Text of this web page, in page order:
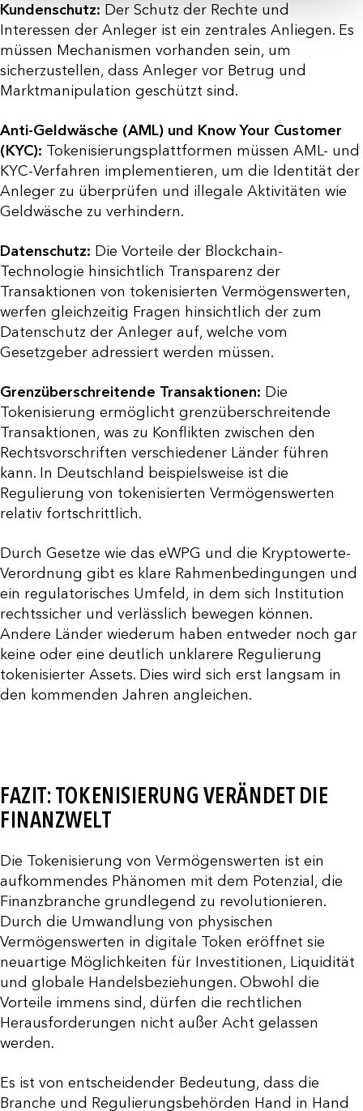
Kundenschutz: Der Schutz der Rechte und
Interessen der Anleger ist ein zentrales Anliegen. Es
müssen Mechanismen vorhanden sein, um
sicherzustellen, dass Anleger vor Betrug und
Marktmanipulation geschützt sind.
Anti-Geldwäsche (AML) und Know Your Customer
(KYC): Tokenisierungsplattformen müssen AML- und
KYC-Verfahren implementieren, um die Identität der
Anleger zu überprüfen und illegale Aktivitäten wie
Geldwäsche zu verhindern.
Datenschutz: Die Vorteile der Blockchain-
Technologie hinsichtlich Transparenz der
Transaktionen von tokenisierten Vermögenswerten,
werfen gleichzeitig Fragen hinsichtlich der zum
Datenschutz der Anleger auf, welche vom
Gesetzgeber adressiert werden müssen.
Grenzüberschreitende Transaktionen: Die
Tokenisierung ermöglicht grenzüberschreitende
Transaktionen, was zu Konflikten zwischen den
Rechtsvorschriften verschiedener Länder führen
kann. In Deutschland beispielsweise ist die
Regulierung von tokenisierten Vermögenswerten
relativ fortschrittlich.
Durch Gesetze wie das eWPG und die Kryptowerte-
Verordnung gibt es klare Rahmenbedingungen und
ein regulatorisches Umfeld, in dem sich Institution
rechtssicher und verlässlich bewegen können.
Andere Länder wiederum haben entweder noch gar
keine oder eine deutlich unklarere Regulierung
tokenisierter Assets. Dies wird sich erst langsam in
den kommenden Jahren angleichen.
FAZIT: TOKENISIERUNG VERÄNDET DIE
FINANZWELT
Die Tokenisierung von Vermögenswerten ist ein
aufkommendes Phänomen mit dem Potenzial, die
Finanzbranche grundlegend zu revolutionieren.
Durch die Umwandlung von physischen
Vermögenswerten in digitale Token eröffnet sie
neuartige Möglichkeiten für Investitionen, Liquidität
und globale Handelsbeziehungen. Obwohl die
Vorteile immens sind, dürfen die rechtlichen
Herausforderungen nicht außer Acht gelassen
werden.
Es ist von entscheidender Bedeutung, dass die
Branche und Regulierungsbehörden Hand in Hand